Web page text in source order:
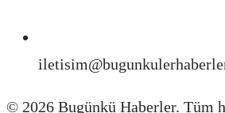
© 2026 Bugünkü Haberler. Tüm